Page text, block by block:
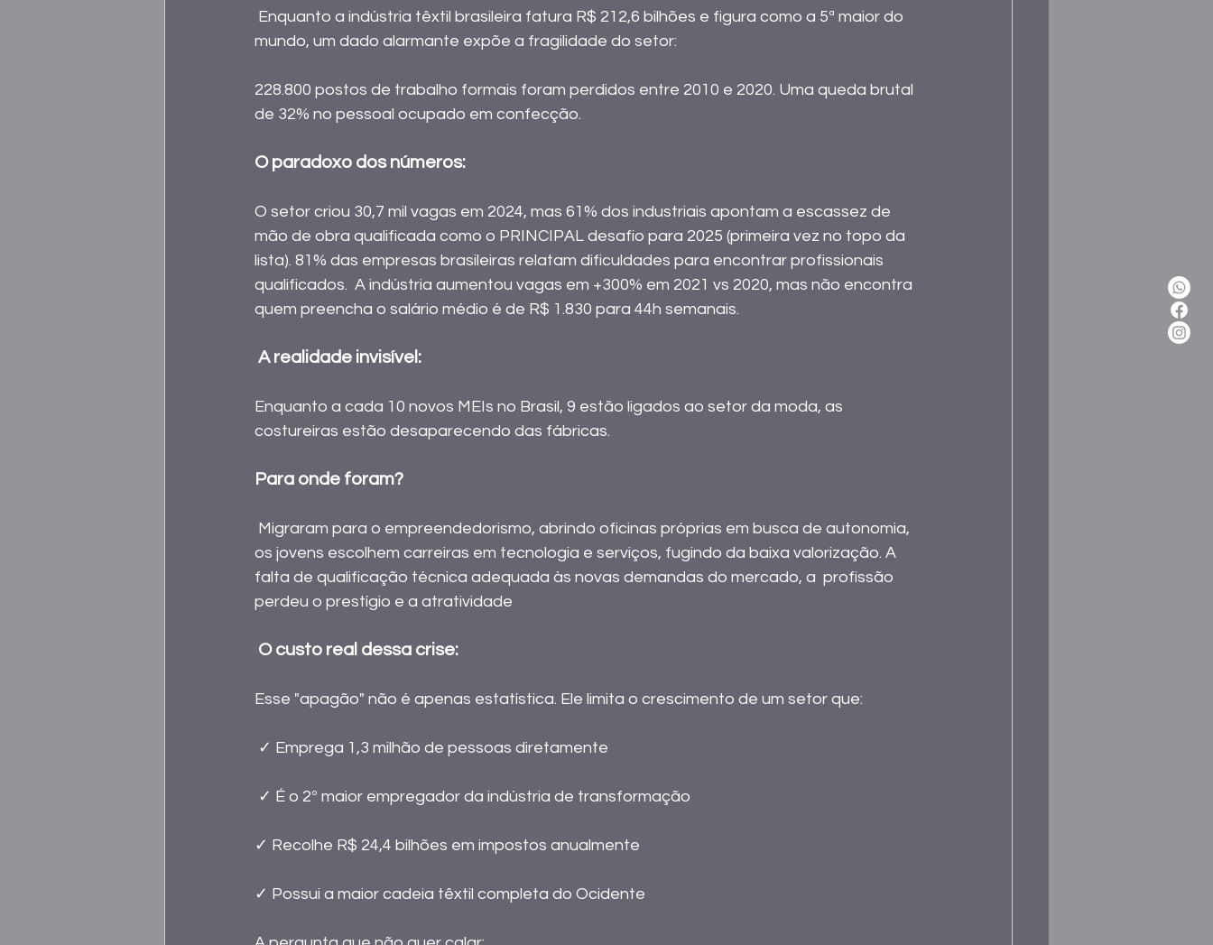
mundo, um dado alarmante expõe a fragilidade do setor:
228.800 postos de trabalho formais foram perdidos entre 2010 e 2020. Uma queda brutal
de 32% no pessoal ocupado em confecção.
O paradoxo dos números:
O setor criou 30,7 mil vagas em 2024, mas 61% dos industriais apontam a escassez de
mão de obra qualificada como o PRINCIPAL desafio para 2025 (primeira vez no topo da
lista). 81% das empresas brasileiras relatam dificuldades para encontrar profissionais
qualificados.  A indústria aumentou vagas em +300% em 2021 vs 2020, mas não encontra
quem preencha o salário médio é de R$ 1.830 para 44h semanais.
A realidade invisível:
Enquanto a cada 10 novos MEIs no Brasil, 9 estão ligados ao setor da moda, as
costureiras estão desaparecendo das fábricas.
Para onde foram?
os jovens escolhem carreiras em tecnologia e serviços, fugindo da baixa valorização. A
falta de qualificação técnica adequada às novas demandas do mercado, a  profissão
perdeu o prestígio e a atratividade
O custo real dessa crise:
Esse "apagão" não é apenas estatística. Ele limita o crescimento de um setor que:
✓ Emprega 1,3 milhão de pessoas diretamente
✓ É o 2º maior empregador da indústria de transformação
✓ Recolhe R$ 24,4 bilhões em impostos anualmente
✓ Possui a maior cadeia têxtil completa do Ocidente